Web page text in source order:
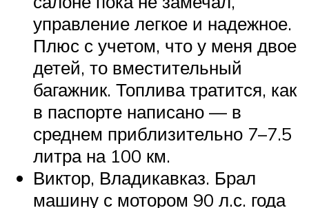
управление легкое и надежное.
Плюс с учетом, что у меня двое
детей, то вместительный
багажник. Топлива тратится, как
в паспорте написано — в
среднем приблизительно 7–7.5
литра на 100 км.
Виктор, Владикавказ. Брал
машину с мотором 90 л.с. года